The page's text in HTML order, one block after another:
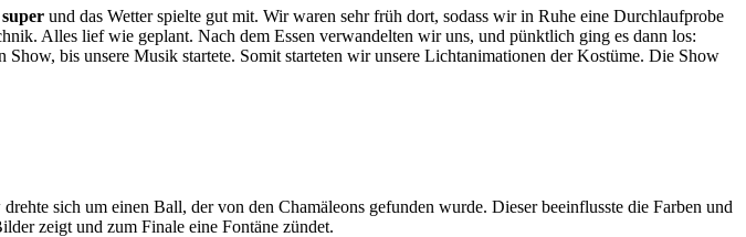
super und das Wetter spielte gut mit. Wir waren sehr früh dort, sodass wir in Ruhe eine Durchlaufprobe
Alles lief wie geplant. Nach dem Essen verwandelten wir uns, und pünktlich ging es dann los:
bis unsere Musik startete. Somit starteten wir unsere Lichtanimationen der Kostüme. Die Show
sich um einen Ball, der von den Chamäleons gefunden wurde. Dieser beeinflusste die Farben und
zeigt und zum Finale eine Fontäne zündet.